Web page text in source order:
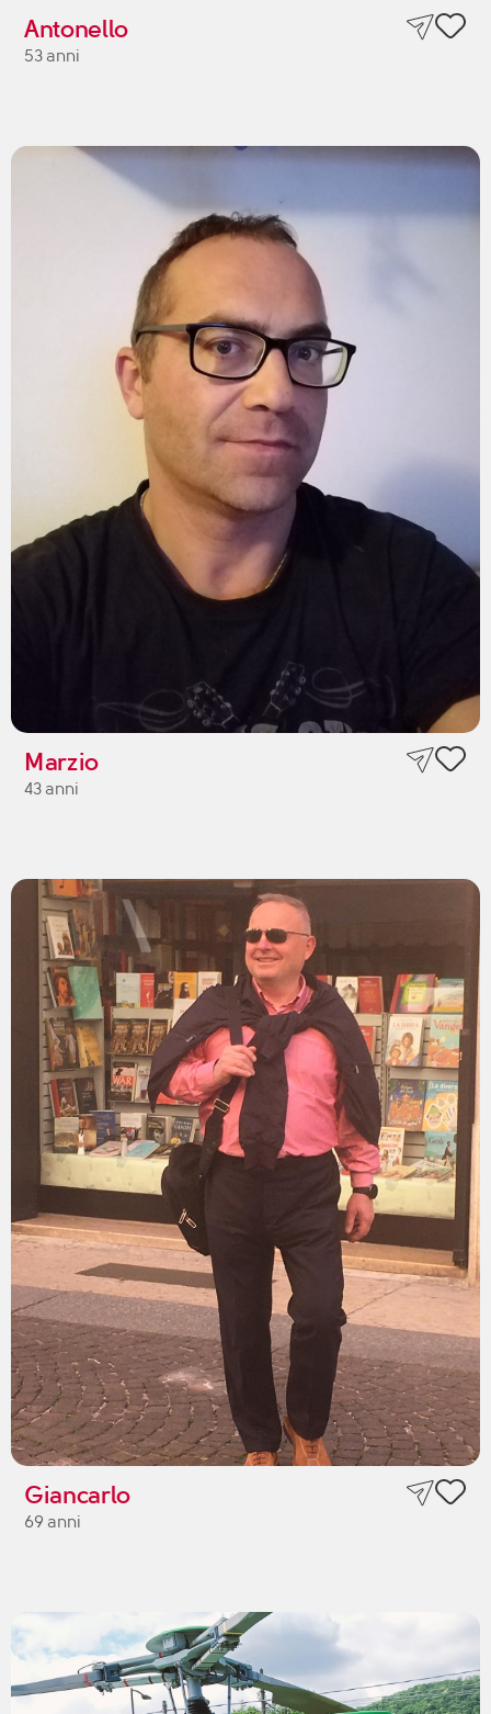
Antonello
53 anni
Marzio
43 anni
Giancarlo
69 anni